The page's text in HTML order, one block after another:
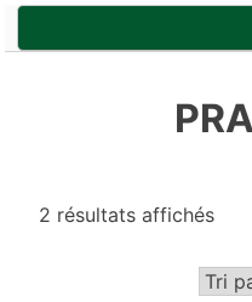
to
2 résultats affichés